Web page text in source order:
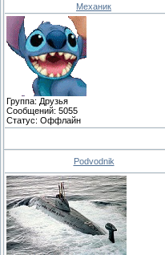
Механик
Группа: Друзья
Сообщений: 5055
Статус: Оффлайн
Podvodnik